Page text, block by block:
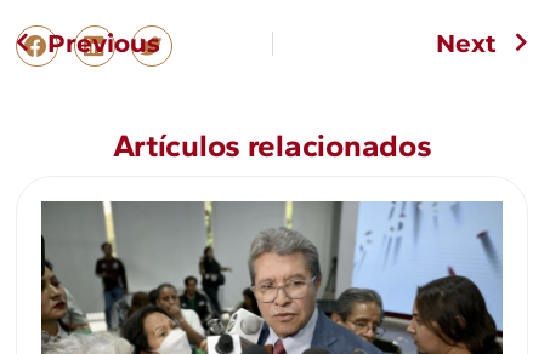
Previous Next
Artículos relacionados